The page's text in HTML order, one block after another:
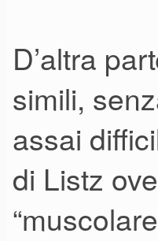
D’altra
simili,
assai
di Listz